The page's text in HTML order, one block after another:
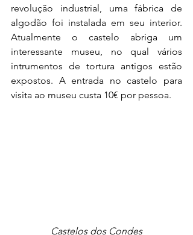
revolução industrial, uma fábrica de
algodão foi instalada em seu interior.
Atualmente o castelo abriga um
interessante museu, no qual vários
intrumentos de tortura antigos estão
expostos. A entrada no castelo para
visita ao museu custa 10€ por pessoa.
Castelos dos Condes